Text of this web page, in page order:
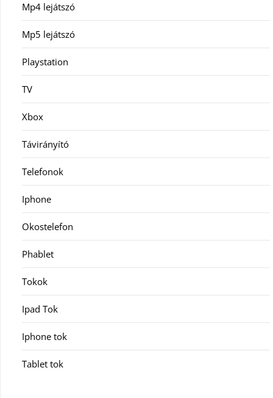
Mp4 lejátszó
Mp5 lejátszó
Playstation
TV
Xbox
Távirányító
Telefonok
Iphone
Okostelefon
Phablet
Tokok
Ipad Tok
Iphone tok
Tablet tok